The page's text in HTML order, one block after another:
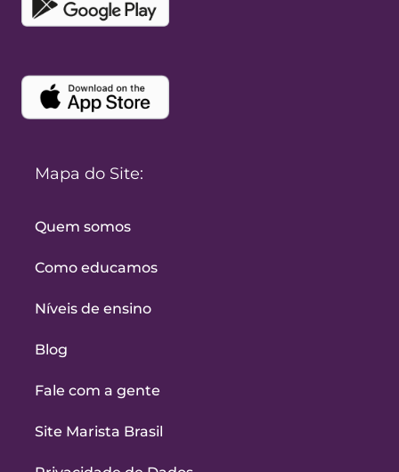
Mapa do Site:
Quem somos
Como educamos
Níveis de ensino
Blog
Fale com a gente
Site Marista Brasil